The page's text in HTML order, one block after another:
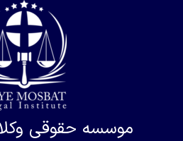
موسسه حقوقی